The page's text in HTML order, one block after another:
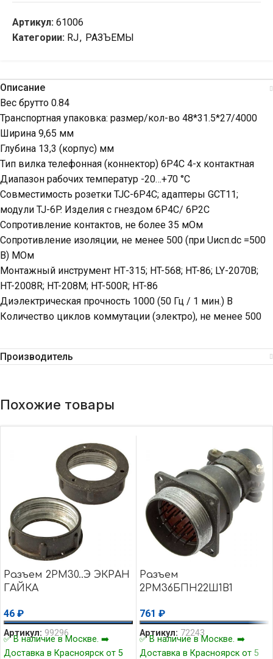
Артикул: 61006
Категории: RJ, РАЗЪЕМЫ
Описание
Вес брутто 0.84
Транспортная упаковка: размер/кол-во 48*31.5*27/4000
Ширина 9,65 мм
Глубина 13,3 (корпус) мм
Тип вилка телефонная (коннектор) 6P4C 4-х контактная
Диапазон рабочих температур -20…+70 °С
Совместимость розетки TJC-6P4C; адаптеры GCT11;
модули TJ-6P. Изделия с гнездом 6P4C/ 6P2C
Сопротивление контактов, не более 35 мОм
Сопротивление изоляции, не менее 500 (при Uисп.dc =500
В) МОм
Монтажный инструмент НТ-315; HT-568; HT-86; LY-2070B;
HT-2008R; HT-208M; HT-500R; HT-86
Диэлектрическая прочность 1000 (50 Гц / 1 мин.) В
Количество циклов коммутации (электро), не менее 500
Производитель
Похожие товары
Разъем 2РМ30..Э ЭКРАН
ГАЙКА
46 ₽
Артикул: 99296
✅ В наличие в Москве. ➡️
Доставка в Красноярск от 5
Разъем
2РМ36БПН22Ш1В1
761 ₽
Артикул: 72243
✅ В наличие в Москве. ➡️
Доставка в Красноярск от 5